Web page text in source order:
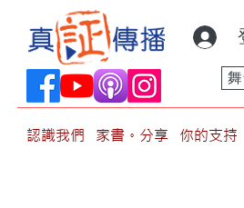
認識我們 家書。分享 你的支持